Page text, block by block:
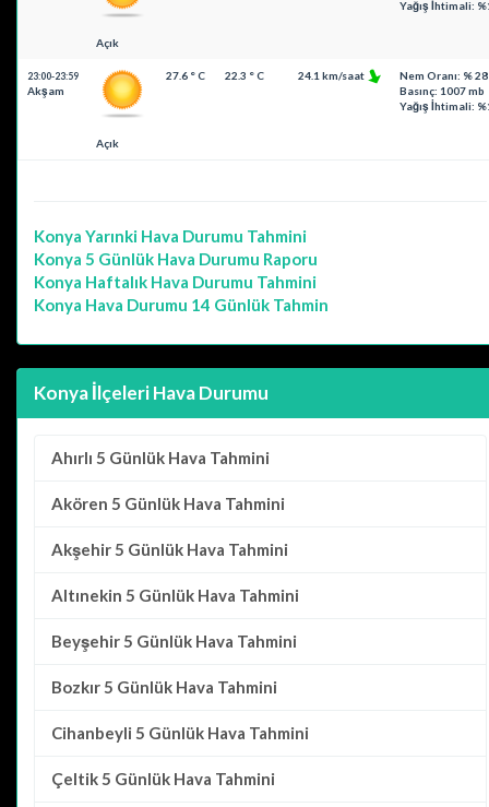
Açık
Yağış İhtimali:
23:00-23:59
Akşam
Açık
27.6 ° C 22.3 ° C 24.1 km/saat
Nem Oranı: % 28
Basınç: 1007 mb
Yağış İhtimali:
Konya Yarınki Hava Durumu Tahmini
Konya 5 Günlük Hava Durumu Raporu
Konya Haftalık Hava Durumu Tahmini
Konya Hava Durumu 14 Günlük Tahmin
Konya İlçeleri Hava Durumu
Ahırlı 5 Günlük Hava Tahmini
Akören 5 Günlük Hava Tahmini
Akşehir 5 Günlük Hava Tahmini
Altınekin 5 Günlük Hava Tahmini
Beyşehir 5 Günlük Hava Tahmini
Bozkır 5 Günlük Hava Tahmini
Cihanbeyli 5 Günlük Hava Tahmini
Çeltik 5 Günlük Hava Tahmini